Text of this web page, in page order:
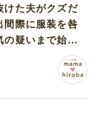
けた夫がクズだ
間際に服装を咎
の疑いまで始め